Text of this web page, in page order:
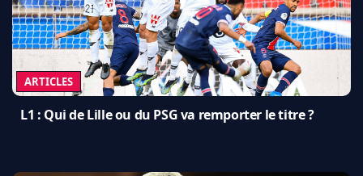
ARTICLES
L1 : Qui de Lille ou du PSG va remporter le titre ?